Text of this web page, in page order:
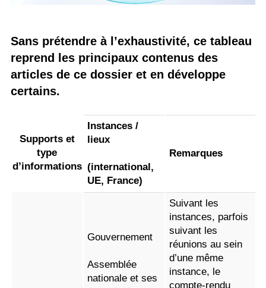
Sans prétendre à l’exhaustivité, ce tableau
reprend les principaux contenus des
articles de ce dossier et en développe
certains.
Supports et
type
d’informations
Instances /
lieux
(international,
UE, France)
Remarques
Gouvernement
Assemblée
nationale et ses
Suivant les
instances, parfois
suivant les
réunions au sein
d’une même
instance, le
compte-rendu